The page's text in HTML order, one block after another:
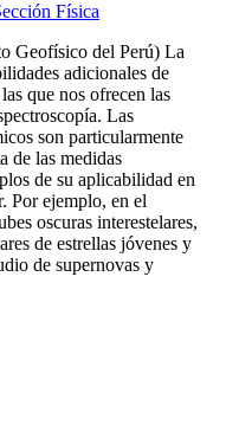
Física
Geofísico del Perú) La
adicionales de
que nos ofrecen las
Las
son particularmente
de las medidas
de su aplicabilidad en
Por ejemplo, en el
oscuras interestelares,
de estrellas jóvenes y
de supernovas y